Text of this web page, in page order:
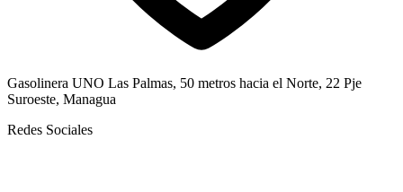
Gasolinera UNO Las Palmas, 50 metros hacia el Norte, 22 Pje
Suroeste, Managua
Redes Sociales